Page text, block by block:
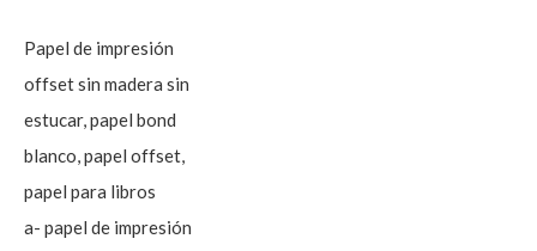
Papel de impresión
offset sin madera sin
estucar, papel bond
blanco, papel offset,
papel para libros
a- papel de impresión